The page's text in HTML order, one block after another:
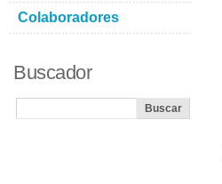
Colaboradores
Buscador